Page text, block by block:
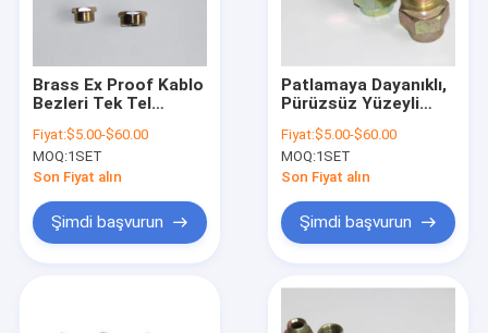
Brass Ex Proof Kablo
Bezleri Tek Tel
sıcaklık aralığı Eksi 40
ila Artı 100 Derece
Tehlikeli Alanlarda
Fiyat:$5.00-$60.00
MOQ:1SET
Son Fiyat alın
Şimdi başvurun
Patlamaya Dayanıklı,
Pürüzsüz Yüzeyli
Diş Uzunluğuna
Sahip, Patlayıcı
Ortamlarda Elektrik
Uygun
Fiyat:$5.00-$60.00
MOQ:1SET
Son Fiyat alın
Şimdi başvurun